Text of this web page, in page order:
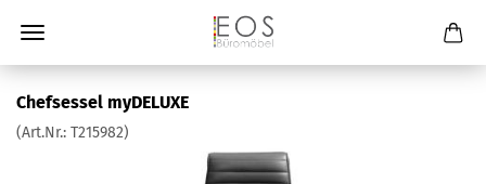
Chefsessel myDELUXE
(Art.Nr.: T215982)